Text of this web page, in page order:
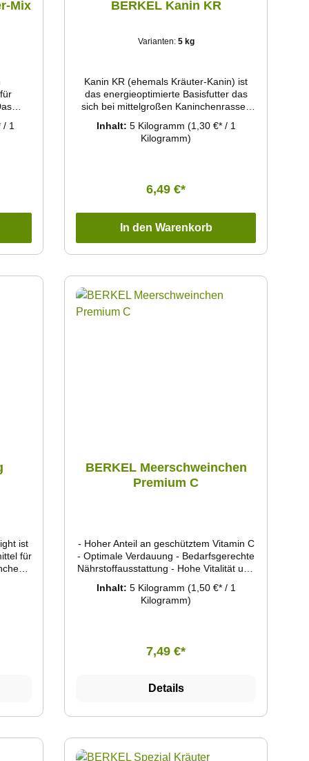
Mix
/ 1
BERKEL Kanin KR
Varianten: 5 kg
Kanin KR (ehemals Kräuter-Kanin) ist
das energieoptimierte Basisfutter das
sich bei mittelgroßen Kaninchenrassen
das Wohlbefinden und die Fruchtbarkeit.
Inhalt: 5 Kilogramm (1,30 €* / 1
Kilogramm)
6,49 €*
In den Warenkorb
ist
für
BERKEL Meerschweinchen
Premium C
- Hoher Anteil an geschütztem Vitamin C
- Optimale Verdauung - Bedarfsgerechte
Nährstoffausstattung - Hohe Vitalität und
Keine einseitige Ernährung durch
Selektion bestimmter Bestandteile - Von
Inhalt: 5 Kilogramm (1,50 €* / 1
Kilogramm)
7,49 €*
Details